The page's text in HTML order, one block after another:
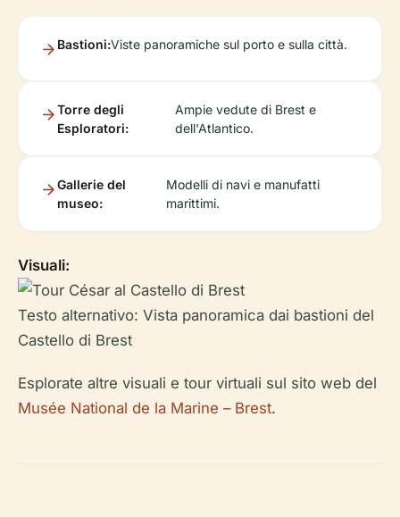
Bastioni:Viste panoramiche sul porto e sulla città.
Torre degli
Esploratori:
Ampie vedute di Brest e
dell'Atlantico.
Gallerie del
museo:
Modelli di navi e manufatti
marittimi.
Visuali:
Testo alternativo: Vista panoramica dai bastioni del
Castello di Brest
Esplorate altre visuali e tour virtuali sul sito web del
Musée National de la Marine – Brest.